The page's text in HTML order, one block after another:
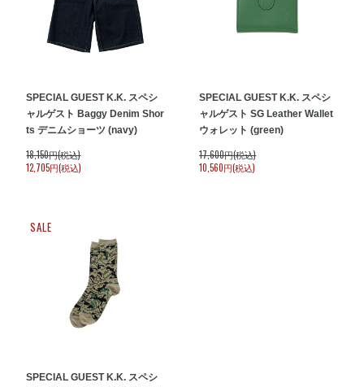
SPECIAL GUEST K.K. スペシ
ャルゲスト Baggy Denim Shor
ts デニムショーツ (navy)
18,150円(税込)
12,705円(税込)
SPECIAL GUEST K.K. スペシ
ャルゲスト SG Leather Wallet
ウォレット (green)
17,600円(税込)
10,560円(税込)
SALE
SPECIAL GUEST K.K. スペシ